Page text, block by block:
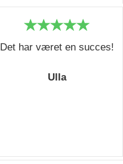
Det har været en succes!
Ulla